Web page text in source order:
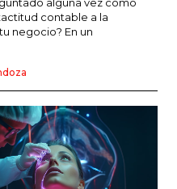
COMERCIO ELECTRÓNICO
PRICING Y GESTIÓN DE
EMPRESARIALES
TECNOLÓGICAS
EXPERIENCIA DEL
alguna vez cómo
contable a la
negocio? En un